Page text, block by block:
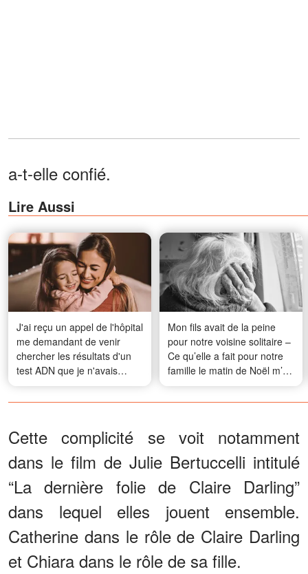
a-t-elle confié.
Lire Aussi
J'ai reçu un appel de l'hôpital
me demandant de venir
chercher les résultats d'un
test ADN que je n'avais
jamais demandé
Mon fils avait de la peine
pour notre voisine solitaire –
Ce qu’elle a fait pour notre
famille le matin de Noël m’a
émue aux larmes
Cette complicité se voit notamment
dans le film de Julie Bertuccelli intitulé
“La dernière folie de Claire Darling”
dans lequel elles jouent ensemble.
Catherine dans le rôle de Claire Darling
et Chiara dans le rôle de sa fille.